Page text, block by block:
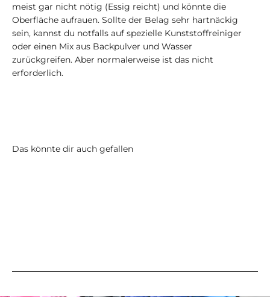
meist gar nicht nötig (Essig reicht) und könnte die
Oberfläche aufrauen. Sollte der Belag sehr hartnäckig
sein, kannst du notfalls auf spezielle Kunststoffreiniger
oder einen Mix aus Backpulver und Wasser
zurückgreifen. Aber normalerweise ist das nicht
erforderlich.